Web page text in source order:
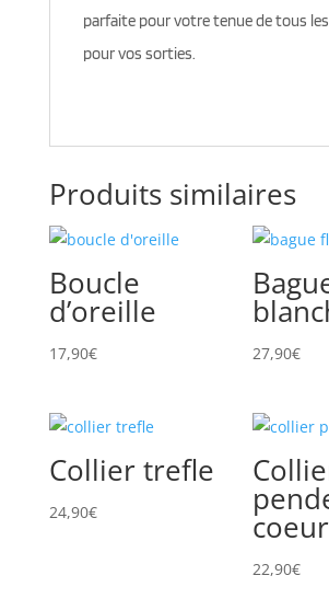
parfaite pour votre tenue de tous
pour vos sorties.
Produits similaires
Boucle
d’oreille
17,90€ 27,90€
Collier trefle
24,90€ coeur
22,90€